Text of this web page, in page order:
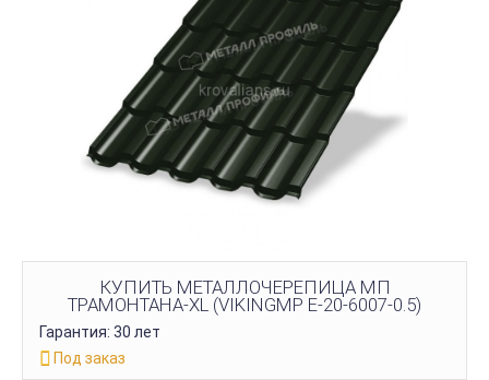
КУПИТЬ МЕТАЛЛОЧЕРЕПИЦА МП
ТРАМОНТАНА-XL (VIKINGMP E-20-6007-0.5)
Гарантия: 30 лет
Под заказ